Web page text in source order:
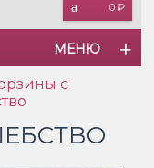
0 ₽
МЕНЮ
с